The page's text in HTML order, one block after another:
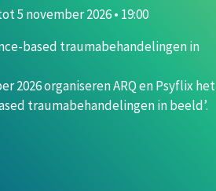
5 november 2026 • 19:00
based traumabehandelingen in
2026 organiseren ARQ en Psyflix het
traumabehandelingen in beeld’.